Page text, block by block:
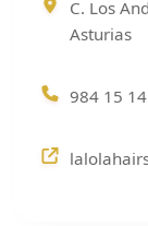
C. Los
Asturias
984 15